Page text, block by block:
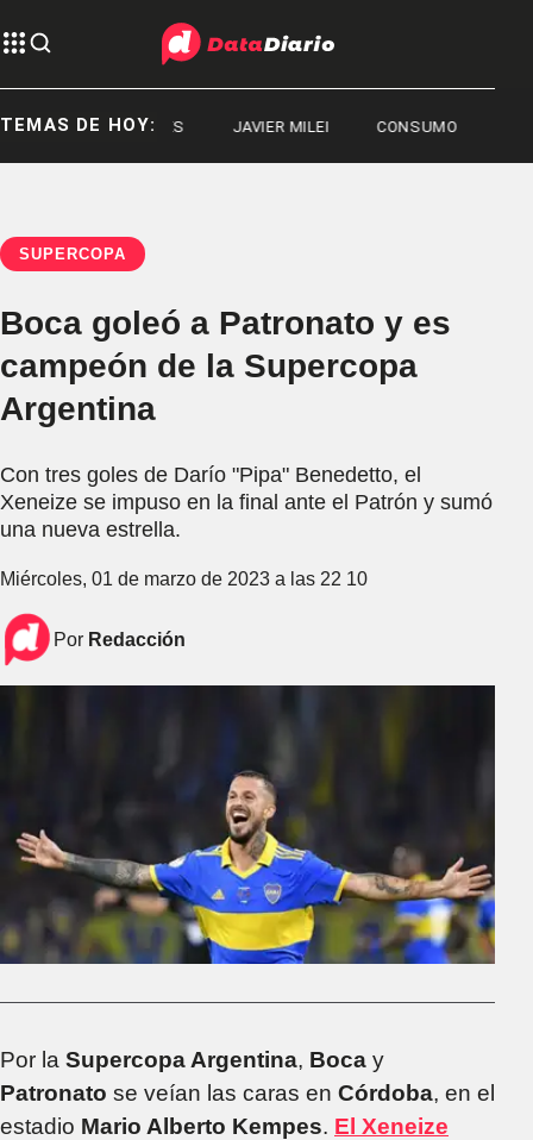
TEMAS DE HOY:
DEPORTES JAVIER MILEI CONSUMO
SUPERCOPA
Boca goleó a Patronato y es
campeón de la Supercopa
Argentina
Con tres goles de Darío "Pipa" Benedetto, el
Xeneize se impuso en la final ante el Patrón y sumó
una nueva estrella.
Miércoles, 01 de marzo de 2023 a las 22 10
Por Redacción
Por la Supercopa Argentina, Boca y
Patronato se veían las caras en Córdoba, en el
estadio Mario Alberto Kempes. El Xeneize